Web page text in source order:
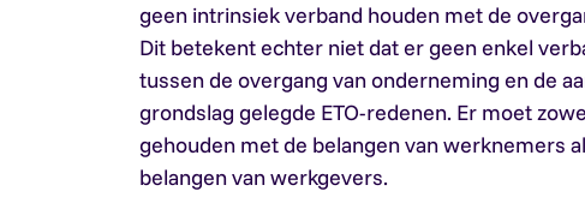
geen intrinsiek verband houden met de
Dit betekent echter niet dat er geen enkel
tussen de overgang van onderneming en de
grondslag gelegde ETO-redenen. Er moet
gehouden met de belangen van werknemers
belangen van werkgevers.